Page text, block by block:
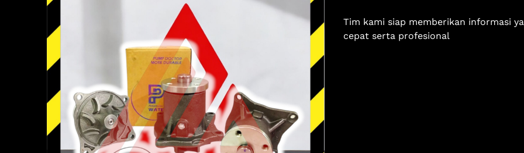
dengan
Ketentuan Layanandan Kebijakan Privasikami.
Tim kami siap memberikan informasi
cepat serta profesional